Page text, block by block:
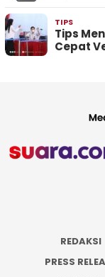
TIPS
Tips
Cepat
REDAKSI
PRESS